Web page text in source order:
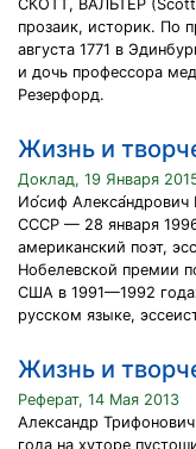
СКОТТ, ВАЛЬТЕР (Scott,
прозаик, историк. По
августа 1771 в
и дочь профессора
Резерфорд.
Жизнь и
Доклад, 19 Января
Ио́сиф Алекса́ндрович
СССР — 28 января
американский поэт,
Нобелевской премии
США в 1991—1992
русском языке,
Жизнь и
Реферат, 14 Мая 2013
Александр
года на хуторе